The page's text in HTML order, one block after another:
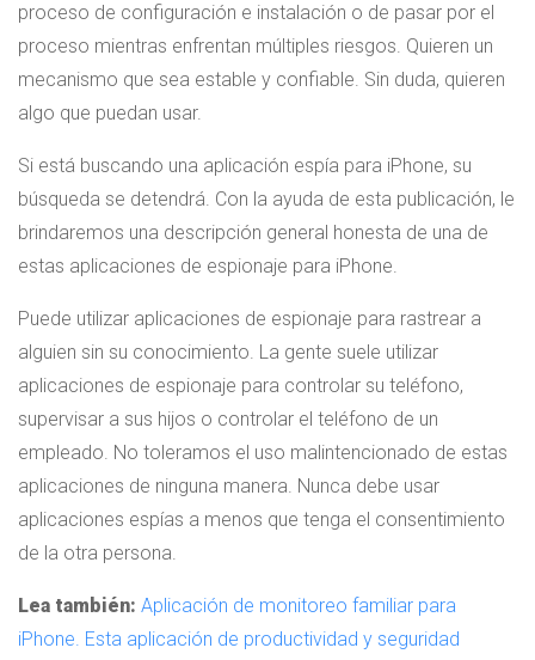
proceso de configuración e instalación o de pasar por el
proceso mientras enfrentan múltiples riesgos. Quieren un
mecanismo que sea estable y confiable. Sin duda, quieren
algo que puedan usar.
Si está buscando una aplicación espía para iPhone, su
búsqueda se detendrá. Con la ayuda de esta publicación, le
brindaremos una descripción general honesta de una de
estas aplicaciones de espionaje para iPhone.
Puede utilizar aplicaciones de espionaje para rastrear a
alguien sin su conocimiento. La gente suele utilizar
aplicaciones de espionaje para controlar su teléfono,
supervisar a sus hijos o controlar el teléfono de un
empleado. No toleramos el uso malintencionado de estas
aplicaciones de ninguna manera. Nunca debe usar
aplicaciones espías a menos que tenga el consentimiento
de la otra persona.
Lea también: Aplicación de monitoreo familiar para
iPhone. Esta aplicación de productividad y seguridad